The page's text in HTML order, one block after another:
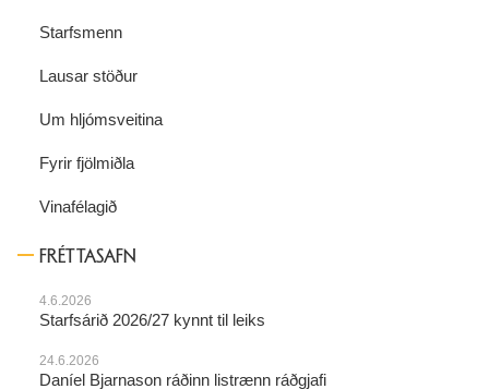
Starfsmenn
Lausar stöður
Um hljómsveitina
Fyrir fjölmiðla
Vinafélagið
FRÉTTASAFN
4.6.2026
Starfsárið 2026/27 kynnt til leiks
24.6.2026
Daníel Bjarnason ráðinn listrænn ráðgjafi